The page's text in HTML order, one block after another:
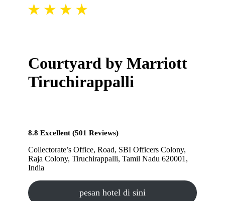
Courtyard by Marriott
Tiruchirappalli
8.8 Excellent (501 Reviews)
Collectorate’s Office, Road, SBI Officers Colony,
Raja Colony, Tiruchirappalli, Tamil Nadu 620001,
India
pesan hotel di sini